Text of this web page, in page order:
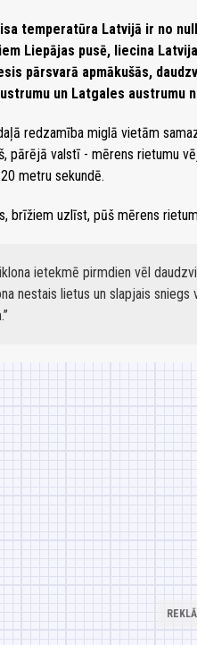
temperatūra Latvijā ir no
Liepājas pusē, liecina
pārsvarā apmākušās,
un Latgales austrumu
redzamība miglā vietām
pārējā valstī - mērens rietumu
metru sekundē.
brīžiem uzlīst, pūš mērens
ietekmē pirmdien vēl
nestais lietus un slapjais